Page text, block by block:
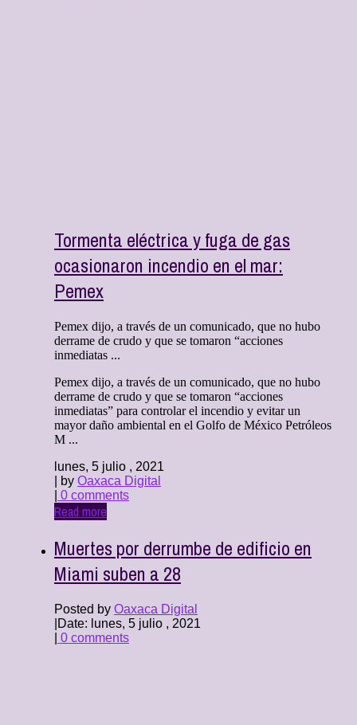
Tormenta eléctrica y fuga de gas
ocasionaron incendio en el mar:
Pemex
Pemex dijo, a través de un comunicado, que no hubo
derrame de crudo y que se tomaron “acciones
inmediatas ...
Pemex dijo, a través de un comunicado, que no hubo
derrame de crudo y que se tomaron “acciones
inmediatas” para controlar el incendio y evitar un
mayor daño ambiental en el Golfo de México Petróleos
M ...
lunes, 5 julio , 2021
| by Oaxaca Digital
0 comments
Read more
Muertes por derrumbe de edificio en
Miami suben a 28
Posted by Oaxaca Digital
Date: lunes, 5 julio , 2021
0 comments